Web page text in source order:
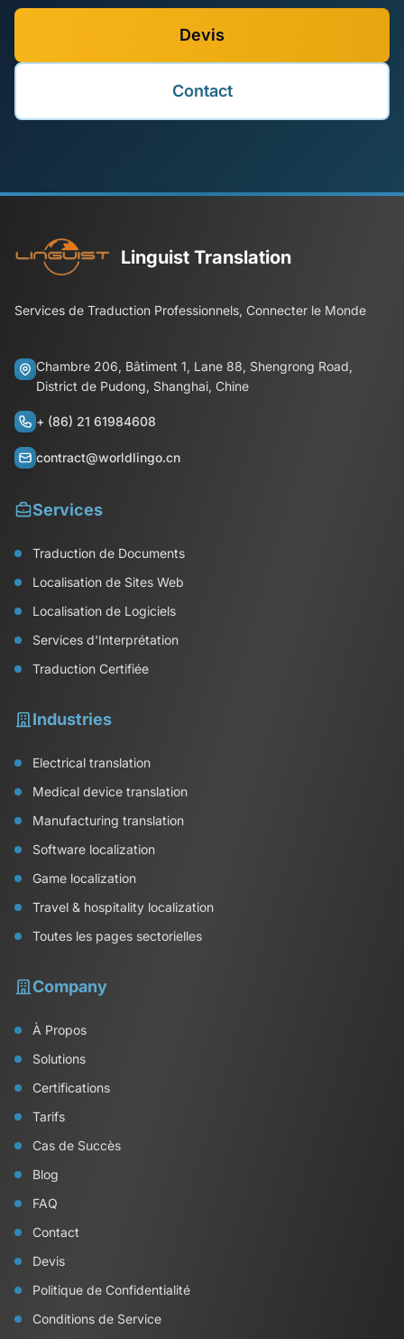
Devis
Contact
Linguist Translation
Services de Traduction Professionnels, Connecter le Monde
Chambre 206, Bâtiment 1, Lane 88, Shengrong Road,
District de Pudong, Shanghai, Chine
+ (86) 21 61984608
contract@worldlingo.cn
Services
Traduction de Documents
Localisation de Sites Web
Localisation de Logiciels
Services d'Interprétation
Traduction Certifiée
Industries
Electrical translation
Medical device translation
Manufacturing translation
Software localization
Game localization
Travel & hospitality localization
Toutes les pages sectorielles
Company
À Propos
Solutions
Certifications
Tarifs
Cas de Succès
Blog
FAQ
Contact
Devis
Politique de Confidentialité
Conditions de Service